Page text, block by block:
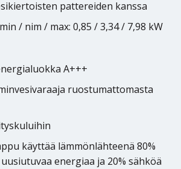
pattereiden kanssa
/ nim / max: 0,85 / 3,34 / 7,98 kW
A+++
ruostumattomasta
käyttää lämmönlähteenä 80%
energiaa ja 20% sähköä